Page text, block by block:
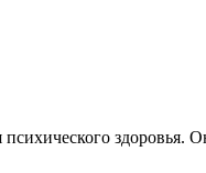
здоровья.